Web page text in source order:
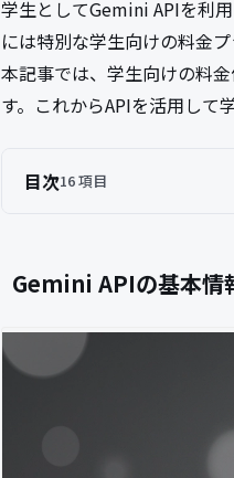
学生としてGemini APIを利
には特別な学生向けの料金
本記事では、学生向けの料
す。これからAPIを活用して
目次16 項目
Gemini APIの基本情